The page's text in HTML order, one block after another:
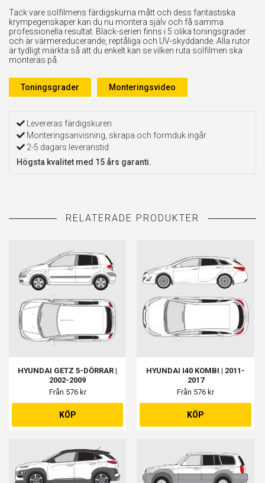
Tack vare solfilmens färdigskurna mått och dess fantastiska
krympegenskaper kan du nu montera själv och få samma
professionella resultat. Black-serien finns i 5 olika toningsgrader
och är värmereducerande, reptåliga och UV-skyddande. Alla rutor
är tydligt märkta så att du enkelt kan se vilken ruta solfilmen ska
monteras på.
Toningsgrader Monteringsvideo
Levereras färdigskuren
Monteringsanvisning, skrapa och formduk ingår
2-5 dagars leveranstid
Högsta kvalitet med 15 års garanti.
HYUNDAI GETZ 5-DÖRRAR |
2002-2009
Från 576 kr
KÖP
HYUNDAI I40 KOMBI | 2011-
2017
Från 576 kr
KÖP